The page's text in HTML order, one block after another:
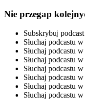
Nie przegap
Subskrybuj
Słuchaj podcastu
Słuchaj podcastu
Słuchaj podcastu
Słuchaj podcastu
Słuchaj podcastu
Słuchaj podcastu
Słuchaj podcastu